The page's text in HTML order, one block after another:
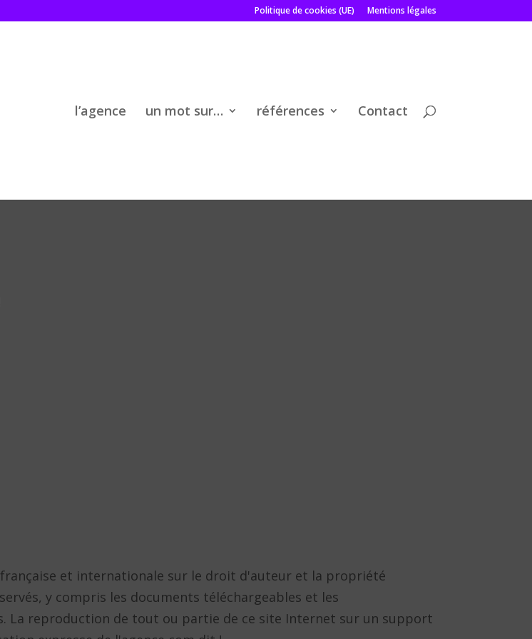
Politique de cookies (UE) Mentions légales
l’agence un mot sur… références Contact
et internationale sur le droit d'auteur et la propriété
y compris les documents téléchargeables et les
La reproduction de tout ou partie de ce site Internet sur un support